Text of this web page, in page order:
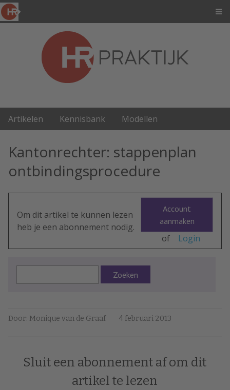
Artikelen Kennisbank Modellen
Kantonrechter: stappenplan
ontbindingsprocedure
Om dit artikel te kunnen lezen
heb je een abonnement nodig.
Account
aanmaken
of Login
Zoeken
Door: Monique van de Graaf 4 februari 2013
Sluit een abonnement af om dit
artikel te lezen